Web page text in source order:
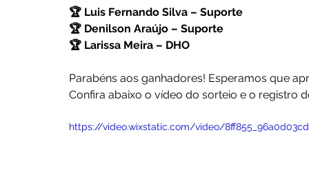
🏆 Luis Fernando Silva – Suporte
🏆 Denilson Araújo – Suporte
🏆 Larissa Meira – DHO
Parabéns aos ganhadores! Esperamos que
Confira abaixo o vídeo do sorteio e o registro
https://video.wixstatic.com/video/